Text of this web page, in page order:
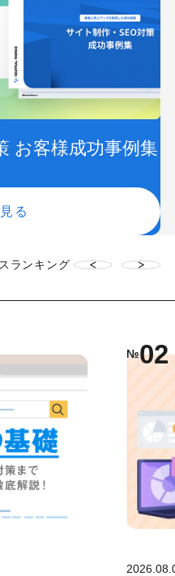
お客様成功事例集
る
ランキング
№02